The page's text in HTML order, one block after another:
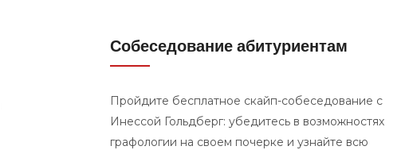
Собеседование абитуриентам
Пройдите бесплатное скайп-собеседование с
Инессой Гольдберг: убедитесь в возможностях
графологии на своем почерке и узнайте всю